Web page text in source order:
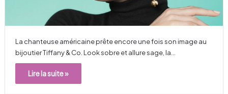
La chanteuse américaine prête encore une fois son image au
bijoutier Tiffany & Co. Look sobre et allure sage, la…
Lire la suite »